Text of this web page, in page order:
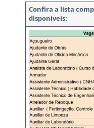
Confira a lista
disponíveis: